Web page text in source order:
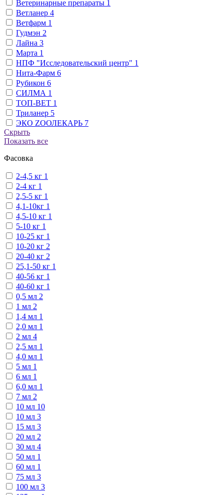
Ветеринарные препараты 1
Ветланер 4
Ветфарм 1
Гудмэн 2
Лайна 3
Марта 1
НПФ "Исследовательский центр" 1
Нита-Фарм 6
Рубикон 6
СИЛМА 1
ТОП-ВЕТ 1
Триланер 5
ЭКО ZООЛЕКАРЬ 7
Скрыть
Показать все
Фасовка
2-4,5 кг 1
2-4 кг 1
2,5-5 кг 1
4,1-10кг 1
4,5-10 кг 1
5-10 кг 1
10-25 кг 1
10-20 кг 2
20-40 кг 2
25,1-50 кг 1
40-56 кг 1
40-60 кг 1
0,5 мл 2
1 мл 2
1,4 мл 1
2,0 мл 1
2 мл 4
2,5 мл 1
4,0 мл 1
5 мл 1
6 мл 1
6,0 мл 1
7 мл 2
10 мл 10
10 мл 3
15 мл 3
20 мл 2
30 мл 4
50 мл 1
60 мл 1
75 мл 3
100 мл 3